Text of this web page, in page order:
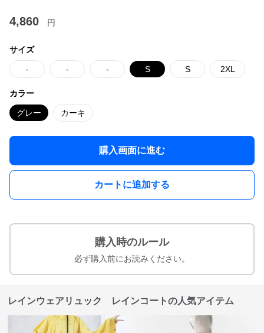
4,860 円
サイズ
- - - S S 2XL
カラー
グレー カーキ
購入画面に進む
カートに追加する
購入時のルール
必ず購入前にお読みください。
レインウェアリュック レインコートの人気アイテム